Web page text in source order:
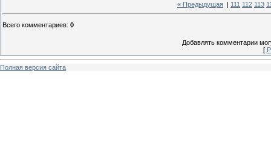
« Предыдущая 111 112 113
Всего комментариев: 0
Добавлять комментарии
[
Полная версия сайта